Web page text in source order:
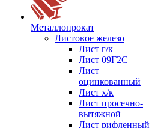
Металлопрокат
Листовое железо
Лист г/к
Лист 09Г2С
Лист
оцинкованный
Лист х/к
Лист просечно-
вытяжной
Лист рифленный